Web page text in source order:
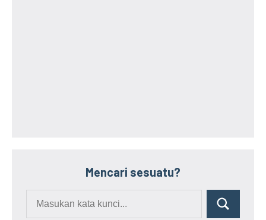
Mencari sesuatu?